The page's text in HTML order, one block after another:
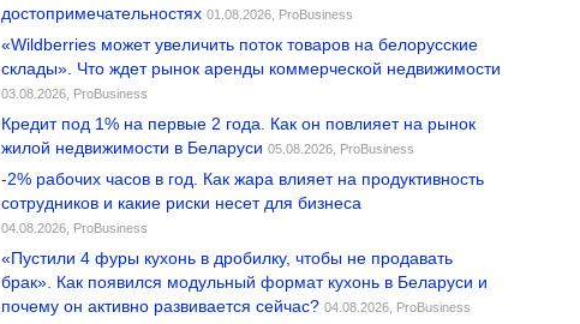
достопримечательностях 01.08.2026, ProBusiness
«Wildberries может увеличить поток товаров на белорусские
склады». Что ждет рынок аренды коммерческой недвижимости
03.08.2026, ProBusiness
Кредит под 1% на первые 2 года. Как он повлияет на рынок
жилой недвижимости в Беларуси 05.08.2026, ProBusiness
-2% рабочих часов в год. Как жара влияет на продуктивность
сотрудников и какие риски несет для бизнеса
04.08.2026, ProBusiness
«Пустили 4 фуры кухонь в дробилку, чтобы не продавать
брак». Как появился модульный формат кухонь в Беларуси и
почему он активно развивается сейчас? 04.08.2026, ProBusiness